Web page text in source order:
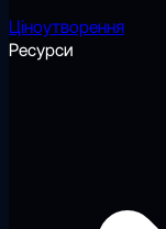
Ціноутворення
Ресурси